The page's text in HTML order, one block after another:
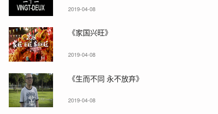
2019-04-08
《家国兴旺》
2019-04-08
《生而不同 永不放弃》
2019-04-08